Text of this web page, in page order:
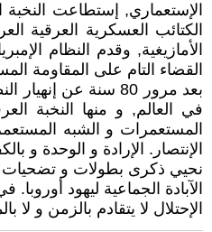
الإستعماري, إستطاعت
الكتائب العسكرية العرقية
الأمازيغية, وقدم النظام
القضاء التام على المقاومة
بعد مرور 80 سنة عن
في العالم, و منها النخبة
المستعمرات و الشبه
الإنتصار. الإرادة و الوحدة
نحيي ذكرى بطولات و تضحيات
الآبادة الجماعية ليهود
الإحتلال لا يتقادم بالزمن و لا